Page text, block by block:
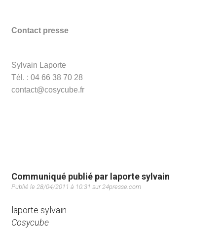
Contact presse
Sylvain Laporte
Tél. : 04 66 38 70 28
contact@cosycube.fr
Communiqué publié par laporte sylvain
Publié le 28/04/2011 à 10:31 sur 24presse.com
laporte sylvain
Cosycube